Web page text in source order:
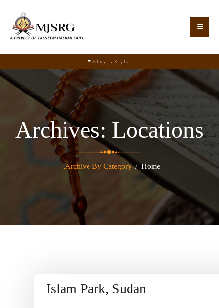
نماز کے اوقات
Archives: Locations
Home
Archive By Category,
Islam Park, Sudan